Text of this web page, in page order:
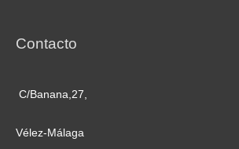
Contacto
C/Banana,27,
Vélez-Málaga